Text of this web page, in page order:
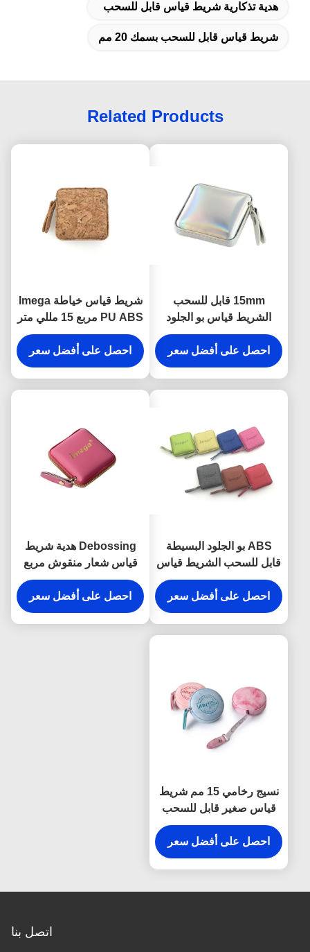
هدية تذكارية شريط قياس قابل للسحب
شريط قياس قابل للسحب بسمك 20 مم
Related Products
15mm قابل للسحب
الشريط قياس بو الجلود
هدية تذكارية هلام اللون
احصل على أفضل سعر
شريط قياس خياطة Imega
PU ABS مربع 15 مللي متر
هدية تذكارية
احصل على أفضل سعر
ABS بو الجلود البسيطة
قابل للسحب الشريط قياس
النسيج الملمس debossing
شعار تذكارية
احصل على أفضل سعر
Debossing هدية شريط
قياس شعار منقوش مربع
ABS PU
احصل على أفضل سعر
نسيج رخامي 15 مم شريط
قياس صغير قابل للسحب
شعار Debossing
احصل على أفضل سعر
اتصل بنا